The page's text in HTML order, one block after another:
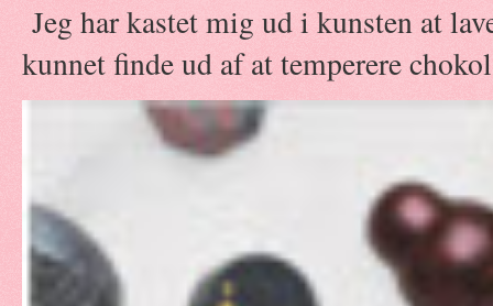
Jeg har kastet mig ud i kunsten at
kunnet finde ud af at temperere